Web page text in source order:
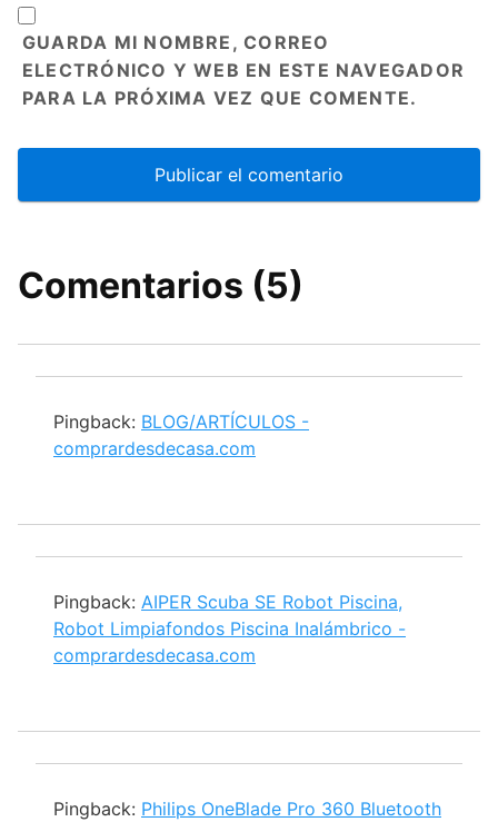
GUARDA MI NOMBRE, CORREO
ELECTRÓNICO Y WEB EN ESTE NAVEGADOR
PARA LA PRÓXIMA VEZ QUE COMENTE.
Comentarios (5)
Pingback: BLOG/ARTÍCULOS -
comprardesdecasa.com
Pingback: AIPER Scuba SE Robot Piscina,
Robot Limpiafondos Piscina Inalámbrico -
comprardesdecasa.com
Pingback: Philips OneBlade Pro 360 Bluetooth